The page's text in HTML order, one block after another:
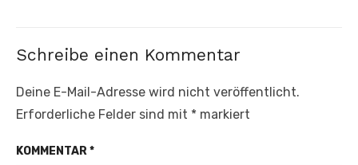
Schreibe einen Kommentar
Deine E-Mail-Adresse wird nicht veröffentlicht.
Erforderliche Felder sind mit * markiert
KOMMENTAR*